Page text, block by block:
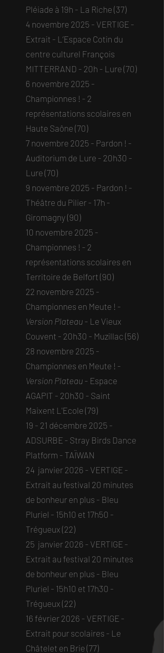
Pléiade à 19h - La Riche (37)​​
4 novembre 2025 - VERTIGE -
Extrait - L’Espace Cotin du
centre culturel François
MITTERRAND - 20h - Lure (70)​
6 novembre 2025 -
Championnes ! - 2
représentations scolaires en
Haute Saône (70)​
7 novembre 2025 - Pardon ! -
Auditorium de Lure - 20h30 -
Lure (70)​
9 novembre 2025 - Pardon ! -
Théâtre du Pilier - 17h -
Giromagny (90)​
10 novembre 2025 -
Championnes ! - 2
représentations scolaires en
Territoire de Belfort (90)​
22 novembre 2025 -
Championnes en Meute ! -
Version Plateau - Le Vieux
Couvent - 20h30 - Muzillac (56)​
28 novembre 2025 -
Championnes en Meute ! -
Version Plateau - Espace
AGAPIT - 20h30 - Saint
Maixent L'Ecole (79)​
19 - 21 décembre 2025 -
ADSURBE - Stray Birds Dance
Platform - TAÏWAN
24 janvier 2026 - VERTIGE -
Extrait au festival 20 minutes
de bonheur en plus - Bleu
Pluriel - 15h10 et 17h50 -
Trégueux (22)​
25 janvier 2026 - VERTIGE -
Extrait au festival 20 minutes
de bonheur en plus - Bleu
Pluriel - 15h10 et 17h30 -
Trégueux (22)​
16 février 2026 - VERTIGE -
Extrait pour scolaires - Le
Châtelet en Brie (77)​